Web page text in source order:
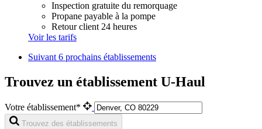
Inspection gratuite du remorquage
Propane payable à la pompe
Retour client 24 heures
Voir les tarifs
Suivant6 prochains établissements
Trouvez un établissement U-Haul
Votre établissement*
Trouvez des établissements